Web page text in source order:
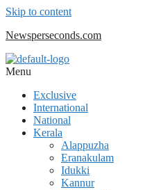
Skip to content
Newsperseconds.com
Menu
Exclusive
International
National
Kerala
Alappuzha
Eranakulam
Idukki
Kannur